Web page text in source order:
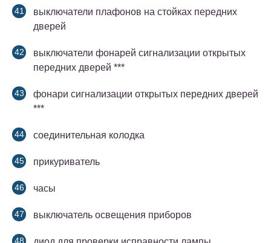
выключатели плафонов на стойках передних
дверей
выключатели фонарей сигнализации открытых
передних дверей ***
фонари сигнализации открытых передних дверей
***
соединительная колодка
прикуриватель
часы
выключатель освещения приборов